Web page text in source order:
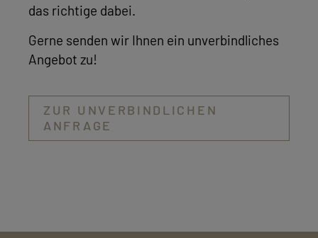
das richtige dabei.
Gerne senden wir Ihnen ein unverbindliches
Angebot zu!
ZUR UNVERBINDLICHEN
ANFRAGE